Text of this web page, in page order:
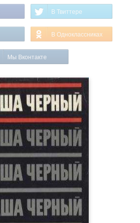
В Твиттере
В Одноклассниках
Мы Вконтакте